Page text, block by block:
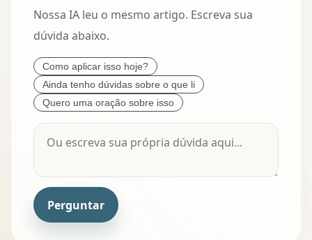
Nossa IA leu o mesmo artigo. Escreva sua
dúvida abaixo.
Como aplicar isso hoje?
Ainda tenho dúvidas sobre o que li
Quero uma oração sobre isso
Perguntar